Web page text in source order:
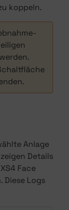
koppeln.
Anlage
Details
Face
Diese Logs